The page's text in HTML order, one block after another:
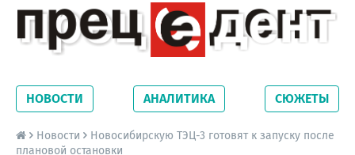
Новосибирской области. Читайте свежие
новости на сайте сетевого издания
Precedent.
НОВОСТИ АНАЛИТИКА СЮЖЕТЫ
Новости
Новосибирскую ТЭЦ-3 готовят к запуску после
плановой остановки